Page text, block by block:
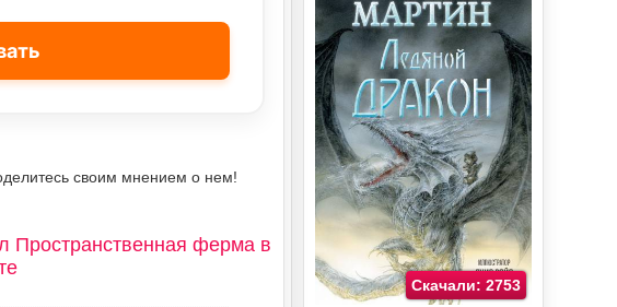
своим мнением о нем!
Пространственная ферма в
Скачали: 2753